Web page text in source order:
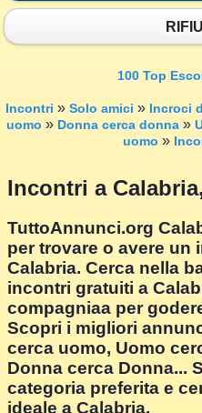
100 Top
Incontri » Solo amici » Incroci
uomo » Donna cerca donna »
uomo »
Incontri a
TuttoAnnunci.org
per trovare o avere un
Calabria. Cerca nella
incontri gratuiti a
compagniaa per
Scopri i migliori
cerca uomo, Uomo
Donna cerca Donna...
categoria preferita e
ideale a Calabria.